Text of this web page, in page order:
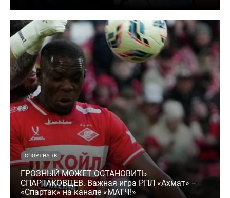
СПОРТ НА ТВ
ГРОЗНЫЙ МОЖЕТ ОСТАНОВИТЬ
СПАРТАКОВЦЕВ. Важная игра РПЛ «Ахмат» –
«Спартак» на канале «МАТЧ!»